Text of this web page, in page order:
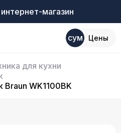
магазин
сум Цены
для кухни
Braun WK1100BK